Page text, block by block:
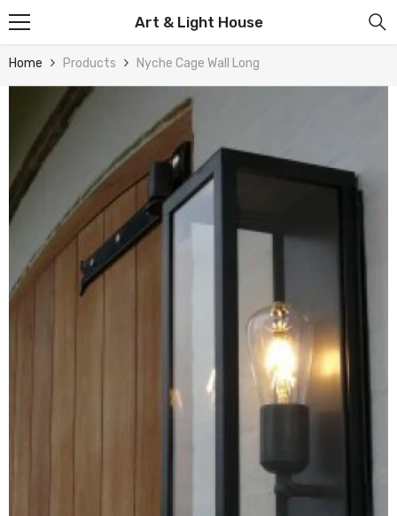
Skip To Content Art & Light House
Home Products Nyche Cage Wall Long